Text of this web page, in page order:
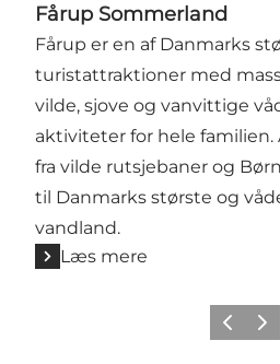
Fårup Sommerland
Fårup er en af Danmarks
turistattraktioner med
vilde, sjove og vanvittige
aktiviteter for hele familien.
fra vilde rutsjebaner og
til Danmarks største og
vandland.
Læs mere
Forrige